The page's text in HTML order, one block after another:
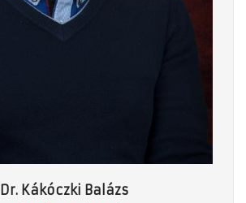
Dr. Kákóczki Balázs